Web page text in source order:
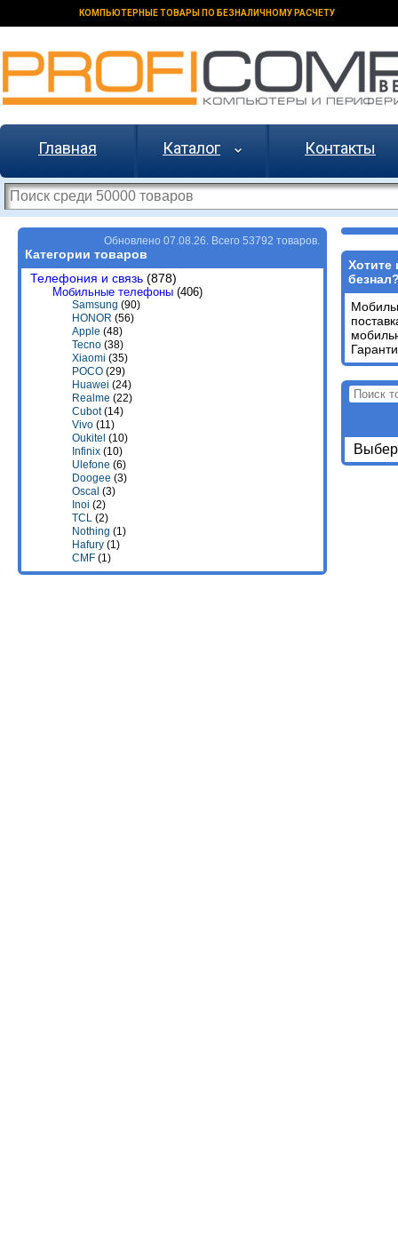
КОМПЬЮТЕРНЫЕ ТОВАРЫ ПО БЕЗНАЛИЧНОМУ РАСЧЕТУ
Главная Каталог Контакты
Обновлено 07.08.26. Всего 53792 товаров.
Категории товаров
Телефония и связь (878)
Мобильные телефоны (406)
Samsung (90)
HONOR (56)
Apple (48)
Tecno (38)
Xiaomi (35)
POCO (29)
Huawei (24)
Realme (22)
Cubot(14)
Vivo (11)
Oukitel (10)
Infinix (10)
Ulefone (6)
Doogee (3)
Oscal (3)
Inoi (2)
TCL (2)
Nothing (1)
Hafury (1)
CMF (1)
Хотите